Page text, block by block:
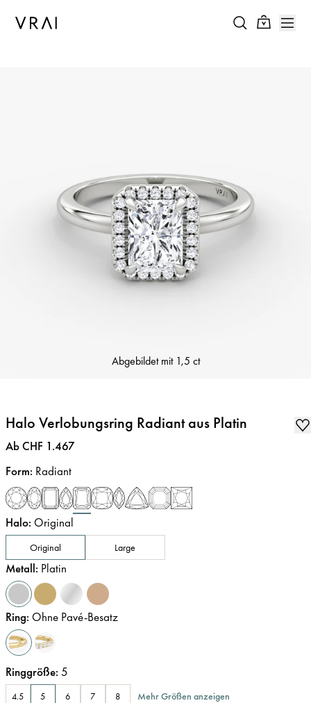
Abgebildet mit 1,5 ct
Halo Verlobungsring Radiant aus Platin
Preis:
Ab CHF 1.467
Form: Radiant
Halo: Original
Original Large
Metall: Platin
Ring: Ohne Pavé-Besatz
Ringgröße: 5
4.5 5 6 7 8 Mehr Größen anzeigen